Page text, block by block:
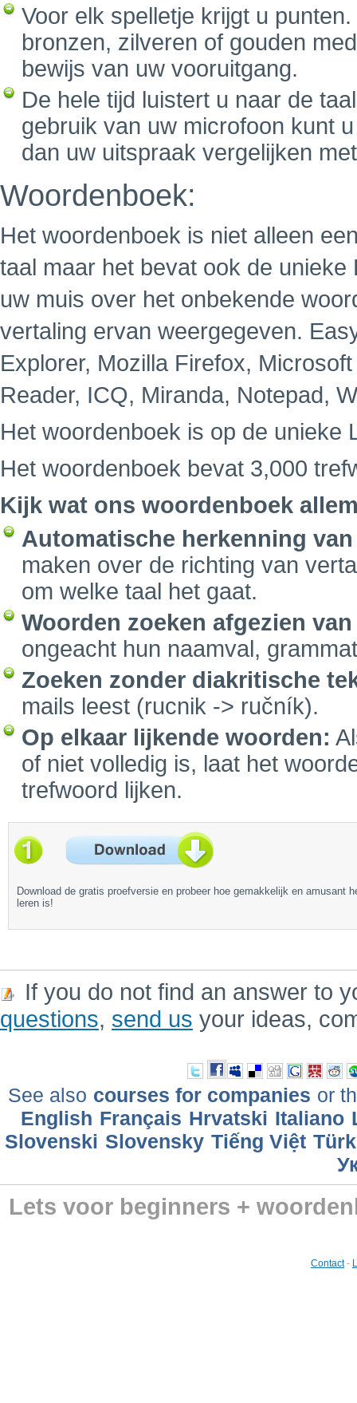
Voor elk spelletje krijgt u
bronzen, zilveren of gouden
bewijs van uw vooruitgang.
De hele tijd luistert u naar de
gebruik van uw microfoon kunt
dan uw uitspraak vergelijken
Woordenboek:
Het woordenboek is niet alleen
taal maar het bevat ook de
uw muis over het onbekende
vertaling ervan weergegeven.
Explorer, Mozilla Firefox,
Reader, ICQ, Miranda, Notepad,
Het woordenboek is op de unieke
Het woordenboek bevat 3,000
Kijk wat ons woordenboek
Automatische herkenning van
maken over de richting van
om welke taal het gaat.
Woorden zoeken afgezien
ongeacht hun naamval,
Zoeken zonder diakritische
mails leest (rucnik -> ručník).
Op elkaar lijkende woorden:
of niet volledig is, laat het
trefwoord lijken.
Download de gratis proefversie en probeer hoe gemakkelijk en amusant
leren is!
If you do not find an answer to
questions, send us your ideas,
See also courses for companies or
English Français Hrvatski Italiano
Slovenski Slovensky Tiếng Việt
Lets voor beginners +
Contact-